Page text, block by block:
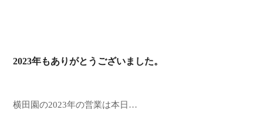
2023年もありがとうございました。
横田園の2023年の営業は本日…